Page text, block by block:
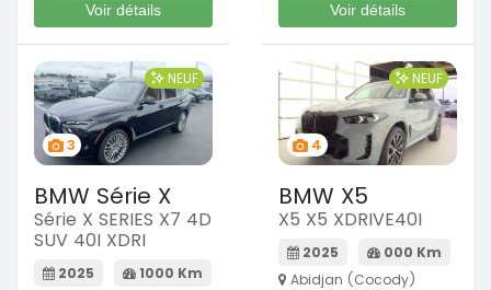
Voir détails
Voir détails
3
NEUF
BMW Série X
Série X SERIES X7 4D
SUV 40I XDRI
2025
1000 Km
4
NEUF
BMW X5
X5 X5 XDRIVE40I
2025
000 Km
Abidjan (Cocody)